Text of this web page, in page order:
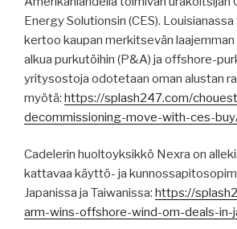
Energy Solutionsin (CES).
kertoo kaupan merkitsevän
alkua purkutöihin (P&A) ja offshore-
yritysostoja odotetaan oman alustan
myötä: https://splash247.com/
decommissioning-move-with-ces-
Cadelerin huoltoyksikkö Nexra on
kattavaa käyttö- ja
Japanissa ja Taiwanissa: https://
arm-wins-offshore-wind-om-deals-in-